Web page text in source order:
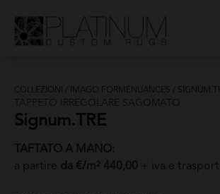
IMAGO FORMENUANCES
TAPPETO IRREGOLARE SAGOMATO
Signum.TRE
TAFTATO A MANO:
a partire da €/m² 440,00 + iva e